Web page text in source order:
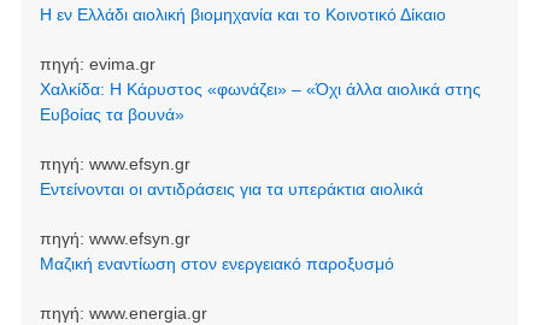
Η εν Ελλάδι αιολική βιομηχανία και το Κοινοτικό Δίκαιο
πηγή: evima.gr
Χαλκίδα: Η Κάρυστος «φωνάζει» – «Όχι άλλα αιολικά στης
Ευβοίας τα βουνά»
πηγή: www.efsyn.gr
Εντείνονται οι αντιδράσεις για τα υπεράκτια αιολικά
πηγή: www.efsyn.gr
Μαζική εναντίωση στον ενεργειακό παροξυσμό
πηγή: www.energia.gr